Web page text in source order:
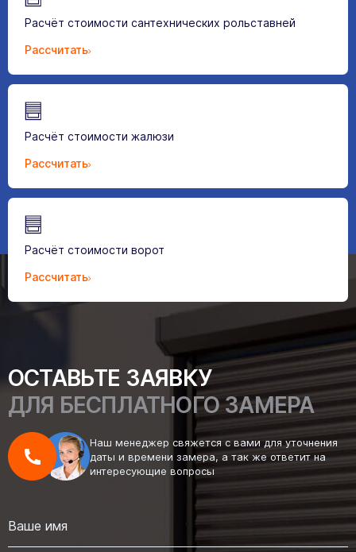
Расчёт стоимости сантехнических рольставней
Рассчитать
Расчёт стоимости жалюзи
Рассчитать
Расчёт стоимости ворот
Рассчитать
ОСТАВЬТЕ ЗАЯВКУ
ДЛЯ БЕСПЛАТНОГО ЗАМЕРА
Наш менеджер свяжется с вами для уточнения
даты и времени замера, а так же ответит на
интересующие вопросы